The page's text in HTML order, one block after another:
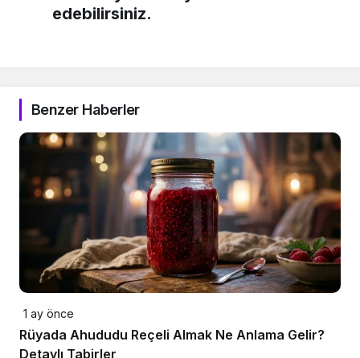
edebilirsiniz.
Benzer Haberler
1 ay önce
Rüyada Ahududu Reçeli Almak Ne Anlama Gelir?
Detaylı Tabirler